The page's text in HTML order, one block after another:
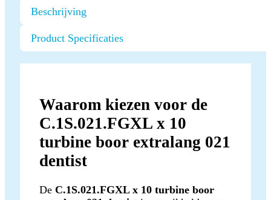
Beschrijving
Product Specificaties
Waarom kiezen voor de
C.1S.021.FGXL x 10
turbine boor extralang 021
dentist
De C.1S.021.FGXL x 10 turbine boor